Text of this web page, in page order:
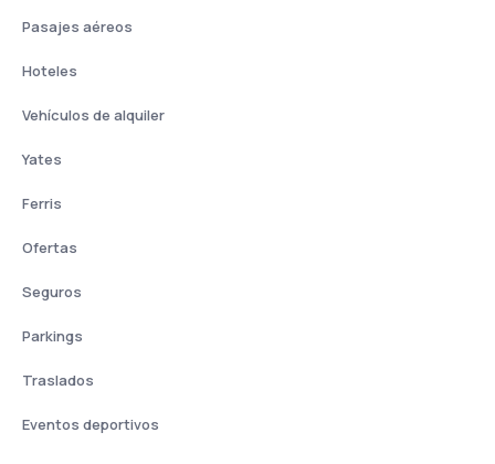
Pasajes aéreos
Hoteles
Vehículos de alquiler
Yates
Ferris
Ofertas
Seguros
Parkings
Traslados
Eventos deportivos